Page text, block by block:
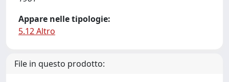
Appare nelle tipologie:
5.12 Altro
File in questo prodotto: